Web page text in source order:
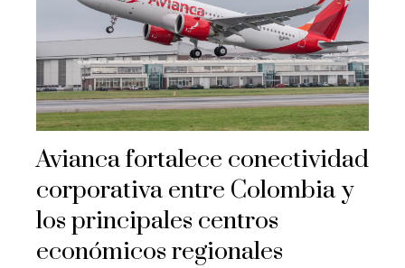
Avianca fortalece conectividad
corporativa entre Colombia y
los principales centros
económicos regionales